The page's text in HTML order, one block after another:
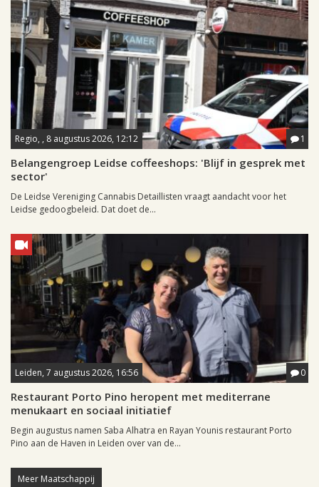
Regio, , 8 augustus 2026, 12:12 1
Belangengroep Leidse coffeeshops: 'Blijf in gesprek met
sector'
De Leidse Vereniging Cannabis Detaillisten vraagt aandacht voor het
Leidse gedoogbeleid. Dat doet de...
Leiden, 7 augustus 2026, 16:56 0
Restaurant Porto Pino heropent met mediterrane
menukaart en sociaal initiatief
Begin augustus namen Saba Alhatra en Rayan Younis restaurant Porto
Pino aan de Haven in Leiden over van de...
Meer Maatschappij